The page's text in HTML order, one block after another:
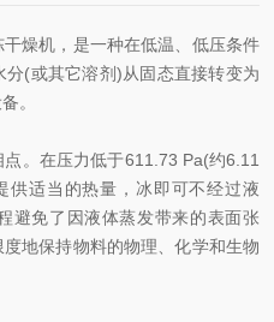
燥机，是一种在低温、低压条件
(或其它溶剂)从固态直接转变为
。
。在压力低于611.73 Pa(约6.11
供适当的热量，冰即可不经过液
避免了因液体蒸发带来的表面张
地保持物料的物理、化学和生物